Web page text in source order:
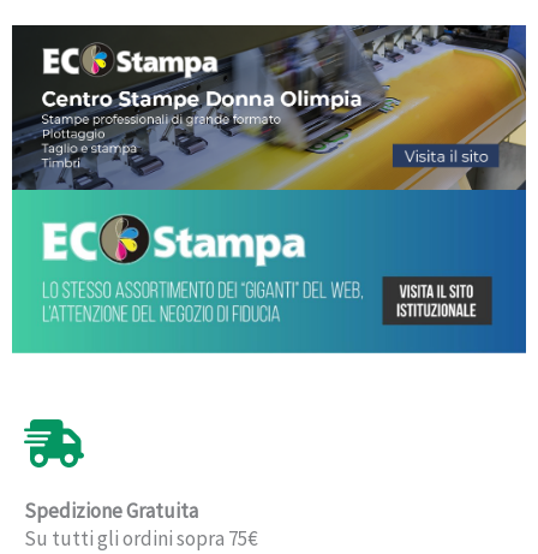
Spedizione Gratuita
Su tutti gli ordini sopra 75€